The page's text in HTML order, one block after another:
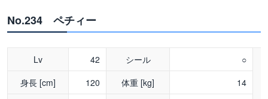
No.234 ペチィー
Lv 42 シール
○
身長 [cm] 120 体重 [kg]
14